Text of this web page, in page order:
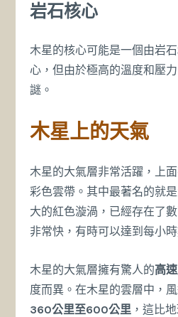
岩石核心
木星的核心可能是一個由岩
心，但由於極高的溫度和壓
謎。
木星上的天氣
木星的大氣層非常活躍，上
彩色雲帶。其中最著名的就
大的紅色漩渦，已經存在了
非常快，有時可以達到每小
木星的大氣層擁有驚人的高
度而異。在木星的雲層中，
360公里至600公里 ，這比